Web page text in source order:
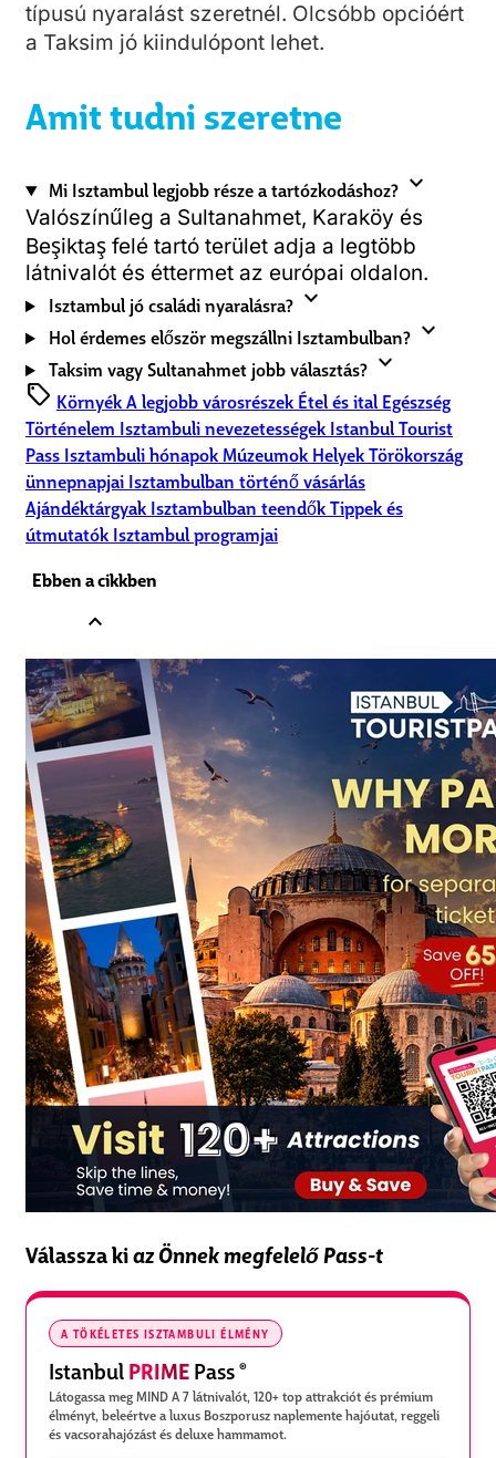
típusú nyaralást szeretnél. Olcsóbb opcióért
a Taksim jó kiindulópont lehet.
Amit tudni szeretne
Mi Isztambul legjobb része a tartózkodáshoz? expand_more
Valószínűleg a Sultanahmet, Karaköy és
Beşiktaş felé tartó terület adja a legtöbb
látnivalót és éttermet az európai oldalon.
Isztambul jó családi nyaralásra? expand_more
Hol érdemes először megszállni Isztambulban? expand_more
Taksim vagy Sultanahmet jobb választás? expand_more
sell KörnyékA legjobb városrészek Étel és ital Egészség
Történelem Isztambuli nevezetességek Istanbul Tourist
Pass Isztambuli hónapok Múzeumok HelyekTörökország
ünnepnapjai Isztambulban történő vásárlás
Ajándéktárgyak Isztambulban teendőkTippek és
útmutatók Isztambul programjai
Ebben a cikkben
expand_less
Válassza kiaz Önnek megfelelő Pass-t
A TÖKÉLETES ISZTAMBULI ÉLMÉNY
IstanbulPRIMEPass ®
Látogassa meg MIND A 7 látnivalót, 120+ top attrakciót és prémium
élményt, beleértve a luxus Boszporusz naplemente hajóutat, reggeli
és vacsorahajózást és deluxe hammamot.